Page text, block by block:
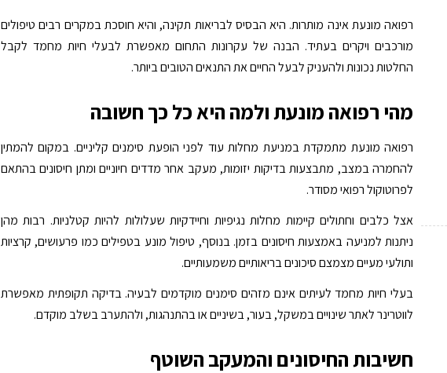
רפואה מונעת אינה מותרות. היא הבסיס לבריאות תקינה, והיא חוסכת במקרים רבים טיפולים
מורכבים ויקרים בעתיד. הבנה של עקרונות התחום מאפשרת לבעלי חיות מחמד לקבל
החלטות נכונות ולהעניק לבעל החיים את התנאים הטובים ביותר.
מהי רפואה מונעת ולמה היא כל כך חשובה
רפואה מונעת מתמקדת במניעת מחלות עוד לפני הופעת סימנים קליניים. במקום להמתין
להחמרה במצב, מתבצעות בדיקות יזומות, מעקב אחר מדדים חיוניים ומתן חיסונים בהתאם
לפרוטוקול רפואי מסודר.
אצל כלבים וחתולים קיימות מחלות נגיפיות וחיידקיות שעלולות להיות קטלניות. רבות מהן
ניתנות למניעה באמצעות חיסונים בזמן. בנוסף, טיפול מונע בטפילים כמו פרעושים, קרציות
ותולעי מעיים מצמצם סיכונים בריאותיים משמעותיים.
בעלי חיות מחמד לעיתים אינם מזהים סימנים מוקדמים לבעיה. בדיקה תקופתית מאפשרת
לווטרינר לאתר שינויים במשקל, בעור, בשיניים או בהתנהגות, ולהתערב בשלב מוקדם.
חשיבות החיסונים והמעקב השוטף